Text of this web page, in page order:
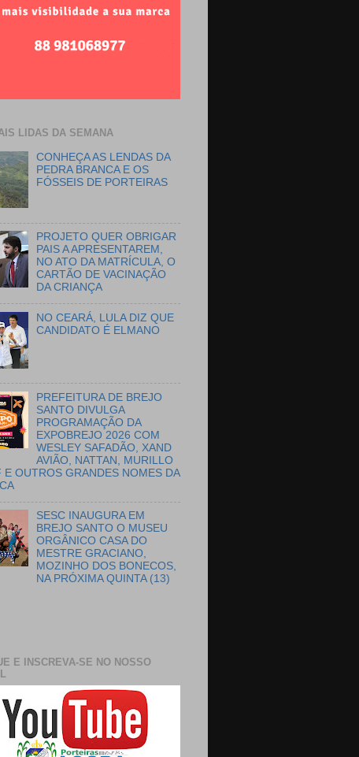
LIDAS DA SEMANA
CONHEÇA AS LENDAS DA
PEDRA BRANCA E OS
FÓSSEIS DE PORTEIRAS
PROJETO QUER OBRIGAR
PAIS A APRESENTAREM,
NO ATO DA MATRÍCULA, O
CARTÃO DE VACINAÇÃO
DA CRIANÇA
NO CEARÁ, LULA DIZ QUE
CANDIDATO É ELMANO
PREFEITURA DE BREJO
SANTO DIVULGA
PROGRAMAÇÃO DA
EXPOBREJO 2026 COM
WESLEY SAFADÃO, XAND
AVIÃO, NATTAN, MURILLO
E OUTROS GRANDES NOMES DA
SESC INAUGURA EM
BREJO SANTO O MUSEU
ORGÂNICO CASA DO
MESTRE GRACIANO,
MOZINHO DOS BONECOS,
NA PRÓXIMA QUINTA (13)
E INSCREVA-SE NO NOSSO